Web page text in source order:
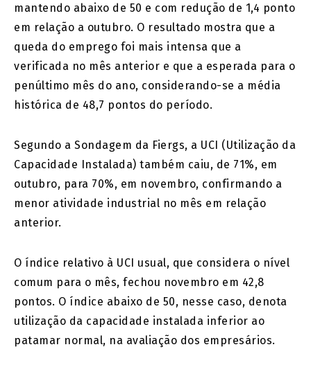
mantendo abaixo de 50 e com redução de 1,4 ponto
em relação a outubro. O resultado mostra que a
queda do emprego foi mais intensa que a
verificada no mês anterior e que a esperada para o
penúltimo mês do ano, considerando-se a média
histórica de 48,7 pontos do período.
Segundo a Sondagem da Fiergs, a UCI (Utilização da
Capacidade Instalada) também caiu, de 71%, em
outubro, para 70%, em novembro, confirmando a
menor atividade industrial no mês em relação
anterior.
O índice relativo à UCI usual, que considera o nível
comum para o mês, fechou novembro em 42,8
pontos. O índice abaixo de 50, nesse caso, denota
utilização da capacidade instalada inferior ao
patamar normal, na avaliação dos empresários.